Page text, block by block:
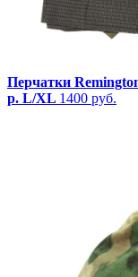
Перчатки
р. L/XL 1400 руб.